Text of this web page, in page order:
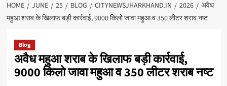
HOME JUNE 25 BLOG CITYNEWSJHARKHAND.IN 2026
अवैध
महुआ शराब के खिलाफ बड़ी कार्रवाई, 9000 किलो जावा महुआ व 350 लीटर शराब नष्ट
Blog
अवैध महुआ शराब के खिलाफ बड़ी कार्रवाई,
9000 किलो जावा महुआ व 350 लीटर शराब नष्ट